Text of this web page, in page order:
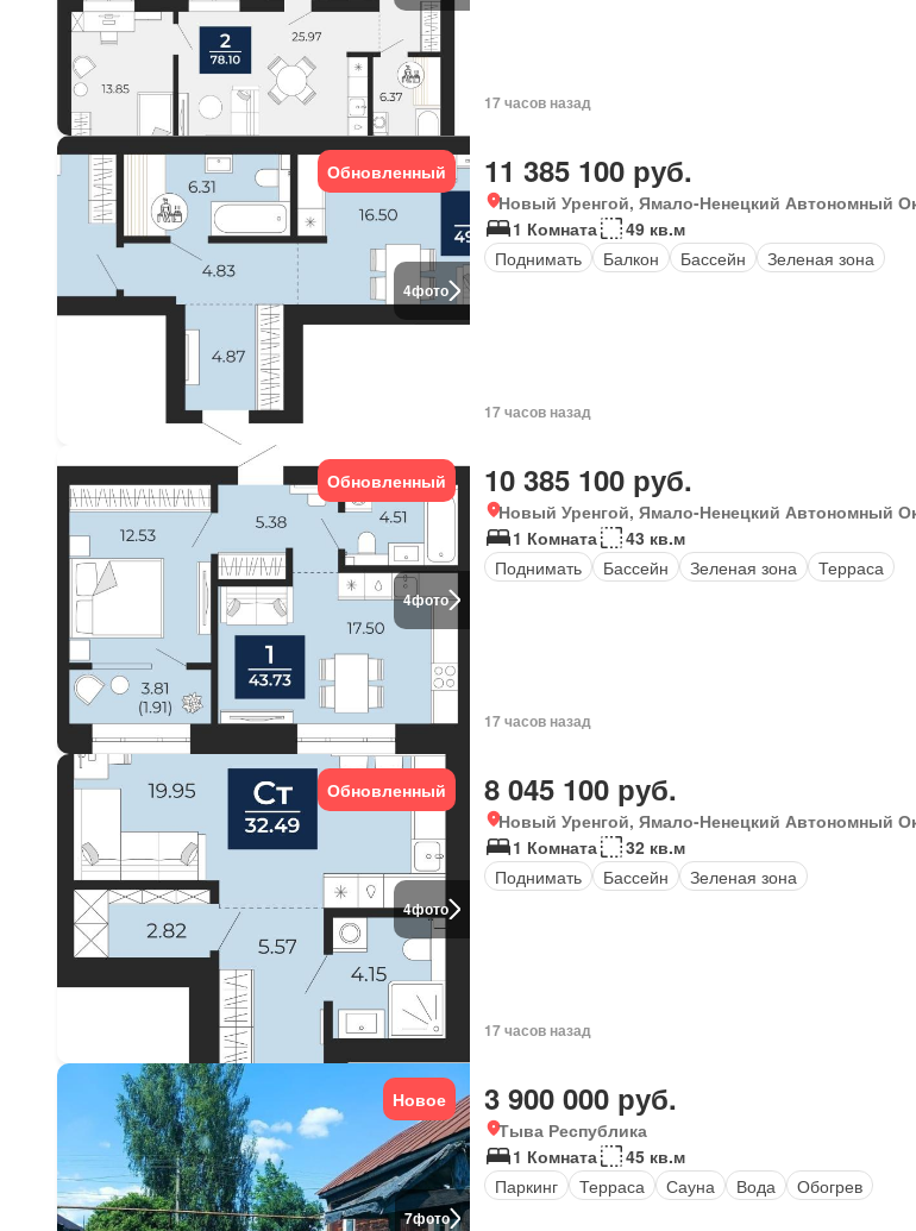
17 часов назад
4фото
Обновленный 11 385 100 руб.
Новый Уренгой, Ямало-Ненецкий Автономный
1 Комната
49 кв.м
Поднимать
Балкон Бассейн Зеленая зона
17 часов назад
4фото
Обновленный 10 385 100 руб.
Новый Уренгой, Ямало-Ненецкий Автономный
1 Комната
43 кв.м
Поднимать
Бассейн Зеленая зона Терраса
17 часов назад
4фото
Обновленный 8 045 100 руб.
Новый Уренгой, Ямало-Ненецкий Автономный
1 Комната
32 кв.м
Поднимать
Бассейн Зеленая зона
17 часов назад
7фото
Новое 3 900 000 руб.
Тыва Республика
1 Комната
45 кв.м
Паркинг
Терраса Сауна Вода Обогрев